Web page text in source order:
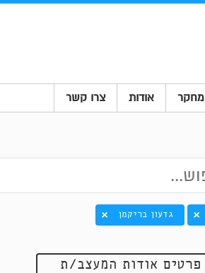
מחקר אודות צרו קשר
גדעון בריקמן
פרטים אודות המעצב/ת